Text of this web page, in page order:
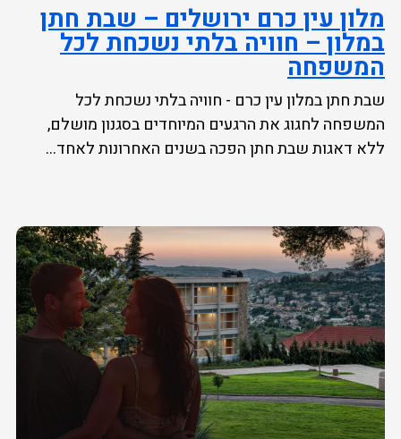
מלון עין כרם ירושלים – שבת חתן
במלון – חוויה בלתי נשכחת לכל
המשפחה
שבת חתן במלון עין כרם - חוויה בלתי נשכחת לכל
המשפחה לחגוג את הרגעים המיוחדים בסגנון מושלם,
ללא דאגות שבת חתן הפכה בשנים האחרונות לאחד...